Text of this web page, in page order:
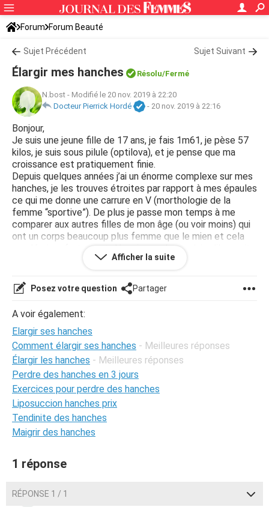
Forum Forum Beauté
Sujet Précédent Sujet Suivant
Élargir mes hanches Résolu/Fermé
N.bost - Modifié le 20 nov. 2019 à 22:20
Docteur Pierrick Hordé
- 20 nov. 2019 à 22:16
Bonjour,
Je suis une jeune fille de 17 ans, je fais 1m61, je pèse 57
kilos, je suis sous pilule (optilova), et je pense que ma
croissance est pratiquement finie.
Depuis quelques années j’ai un énorme complexe sur mes
hanches, je les trouves étroites par rapport à mes épaules
ce qui me donne une carrure en V (morthologie de la
femme “sportive”). De plus je passe mon temps à me
comparer aux autres filles de mon âge (ou voir moins) qui
ont un corps beaucoup plus femme que le mien et cela
me déprime fortement. Alors je me demandais s’il y avait
un moyen d’élargir mes hanches sans passer par la
(œstrogènes, progestérone) qui développent les
caractères secondaires féminins. Alors ma deuxième
question serait est ce que c’est possible d’avoir recours à
un traitement hormonal ? Comme les hommes, par
exemple, qui sont en transition vers un corps de femme.
En somme je suis dans un profond mal-être vis à vis de
cela. Merci de votre attention et compréhension...
Afficher la suite
Posez votre question Partager
A voir également:
Elargir ses hanches
Comment élargir ses hanches - Meilleures réponses
Élargir les hanches - Meilleures réponses
Perdre des hanches en 3 jours
Exercices pour perdre des hanches
Liposuccion hanches prix
Tendinite des hanches
Maigrir des hanches
1 réponse
RÉPONSE 1 / 1